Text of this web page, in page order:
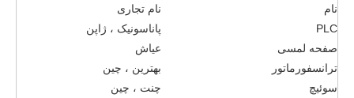
نام
نام تجاری
PLC
پاناسونیک ، ژاپن
صفحه لمسی
عیاش
ترانسفورماتور
بهترین ، چین
سوئیچ
چنت ، چین